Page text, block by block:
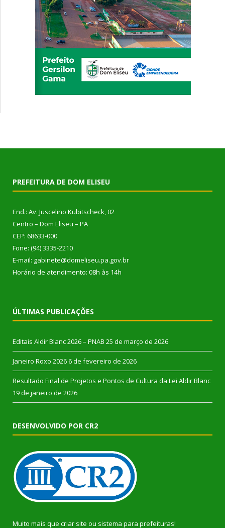
PREFEITURA DE DOM ELISEU
End.: Av. Juscelino Kubitscheck, 02
Centro – Dom Eliseu – PA
CEP: 68633-000
Fone: (94) 3335-2210
E-mail: gabinete@domeliseu.pa.gov.br
Horário de atendimento: 08h às 14h
ÚLTIMAS PUBLICAÇÕES
Editais Aldir Blanc 2026 – PNAB 25 de março de 2026
Janeiro Roxo 2026 6 de fevereiro de 2026
Resultado Final de Projetos e Pontos de Cultura da Lei Aldir Blanc
19 de janeiro de 2026
DESENVOLVIDO POR CR2
Muito mais que criar site ou sistema para prefeituras!